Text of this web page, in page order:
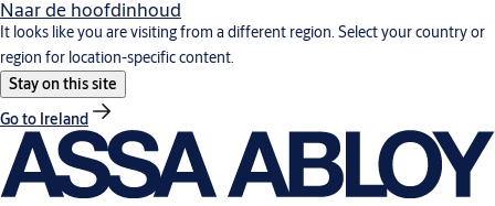
Naar de hoofdinhoud
It looks like you are visiting from a different region. Select your country or
region for location-specific content.
Stay on this site
Go to Ireland